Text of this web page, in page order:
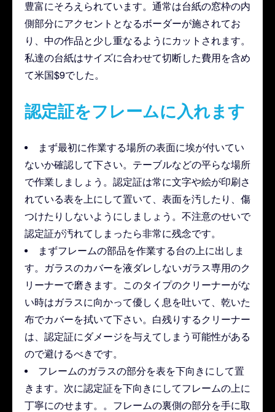
豊富にそろえられています。通常は台紙の窓枠の内
側部分にアクセントとなるボーダーが施されてお
り、中の作品と少し重なるようにカットされます。
私達の台紙はサイズに合わせて切断した費用を含め
て米国$9でした。
認定証をフレームに入れます
まず最初に作業する場所の表面に埃が付いてい
ないか確認して下さい。テーブルなどの平らな場所
で作業しましょう。認定証は常に文字や絵が印刷さ
れている表を上にして置いて、表面を汚したり、傷
つけたりしないようにしましょう。不注意のせいで
認定証が汚れてしまったら非常に残念です。
まずフレームの部品を作業する台の上に出しま
す。ガラスのカバーを液ダレしないガラス専用のク
リーナーで磨きます。このタイプのクリーナーがな
い時はガラスに向かって優しく息を吐いて、乾いた
布でカバーを拭いて下さい。白残りするクリーナー
は、認定証にダメージを与えてしまう可能性がある
ので避けるべきです。
フレームのガラスの部分を表を下向きにして置
きます。次に認定証を下向きにしてフレームの上に
丁寧にのせます。。フレームの裏側の部分を手に取